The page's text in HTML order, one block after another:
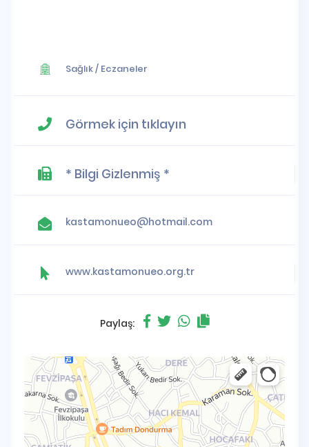
Sağlık/ Eczaneler
Görmek için tıklayın
* Bilgi Gizlenmiş *
kastamonueo@hotmail.com
www.kastamonueo.org.tr
Paylaş: